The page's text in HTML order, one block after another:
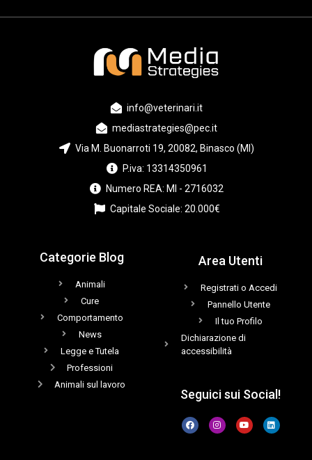
info@veterinari.it
mediastrategies@pec.it
Via M. Buonarroti 19, 20082, Binasco (MI)
P.iva: 13314350961
Numero REA: MI - 2716032
Capitale Sociale: 20.000€
Categorie Blog
Animali
Cure
Comportamento
News
Legge e Tutela
Professioni
Animali sul lavoro
Area Utenti
Registrati o Accedi
Pannello Utente
Il tuo Profilo
Dichiarazione di
accessibilità
Seguici sui Social!